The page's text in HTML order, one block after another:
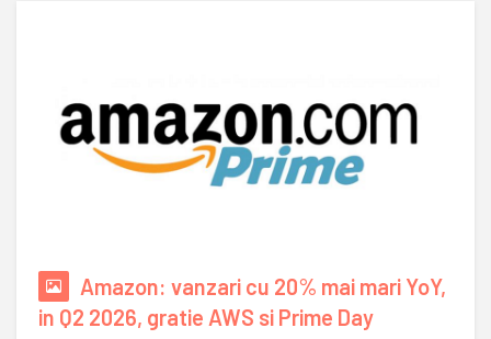
Amazon: vanzari cu 20% mai mari YoY,
in Q2 2026, gratie AWS si Prime Day